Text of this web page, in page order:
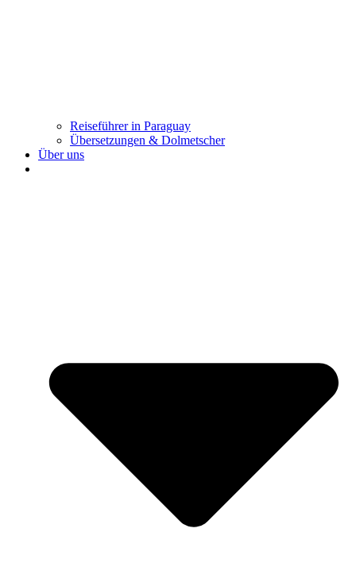
Reiseführer in Paraguay
Übersetzungen & Dolmetscher
Über uns